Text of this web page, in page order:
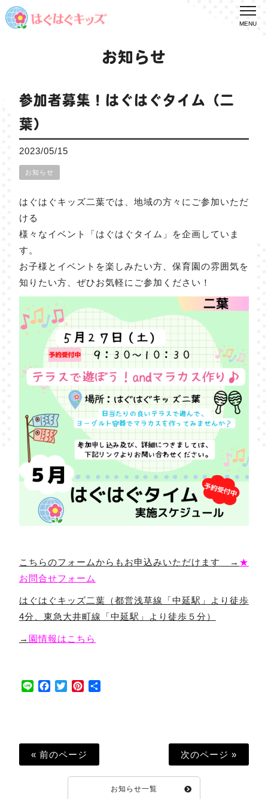
MENU
お知らせ
参加者募集！はぐはぐタイム（二
葉）
2023/05/15
お知らせ
はぐはぐキッズ二葉では、地域の方々にご参加いただ
ける
様々なイベント「はぐはぐタイム」を企画していま
す。
お子様とイベントを楽しみたい方、保育園の雰囲気を
知りたい方、ぜひお気軽にご参加ください！
こちらのフォームからもお申込みいただけます → ★
お問合せフォーム
はぐはぐキッズ二葉（都営浅草線「中延駅」より徒歩
4分、東急大井町線「中延駅」より徒歩５分）
→ 園情報はこちら
Line Facebook
TwitterPinterest
« 前のページ 次のページ »
お知らせ一覧